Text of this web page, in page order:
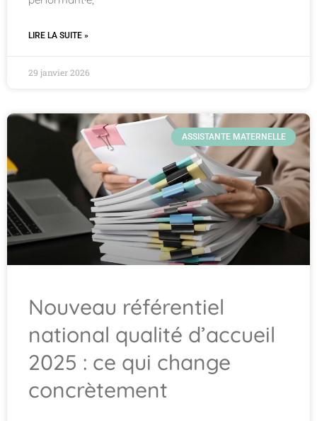
LIRE LA SUITE »
29 janvier 2026
ASSISTANTE MATERNELLE
Nouveau référentiel
national qualité d’accueil
2025 : ce qui change
concrètement